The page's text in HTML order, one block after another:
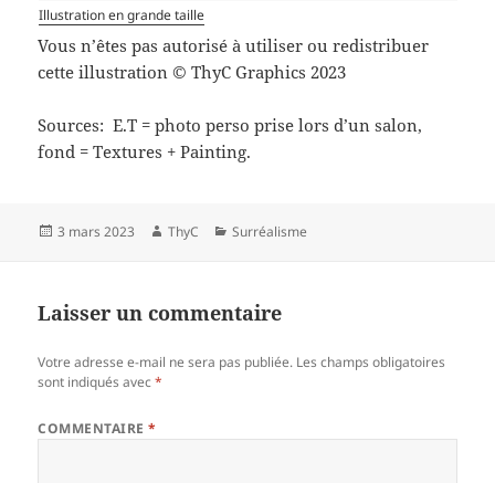
Illustration en grande taille
Vous n’êtes pas autorisé à utiliser ou redistribuer
cette illustration © ThyC Graphics 2023
Sources: E.T = photo perso prise lors d’un salon,
fond = Textures + Painting.
Publié
3 mars 2023 Auteur
ThyC Catégories
Surréalisme
Laisser un commentaire
Votre adresse e-mail ne sera pas publiée. Les champs obligatoires
sont indiqués avec*
COMMENTAIRE*